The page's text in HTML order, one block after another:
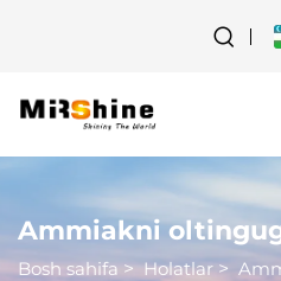
Ammiakni
Bosh sahifa>Holatlar>